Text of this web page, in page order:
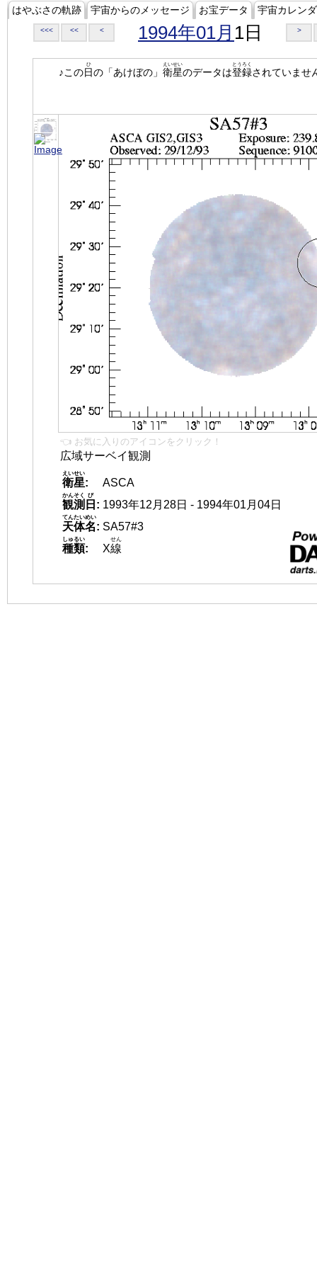
はやぶさの軌跡 宇宙からのメッセージ お宝データ 宇宙カレン
<<< << < 1994年01月 1日 >
♪この日
ひ
の「あけぼの」 衛星
えいせい
のデータは登録
とうろく
されていませ
👈 お気に入りのアイコンをクリック！
広域サーベイ観測
衛星
えいせい
:
ASCA
観測
かんそく
日
び
: 1993年12月28日 - 1994年01月04日
天体名
てんたいめい
: SA57#3
種類
しゅるい
: X線
せん